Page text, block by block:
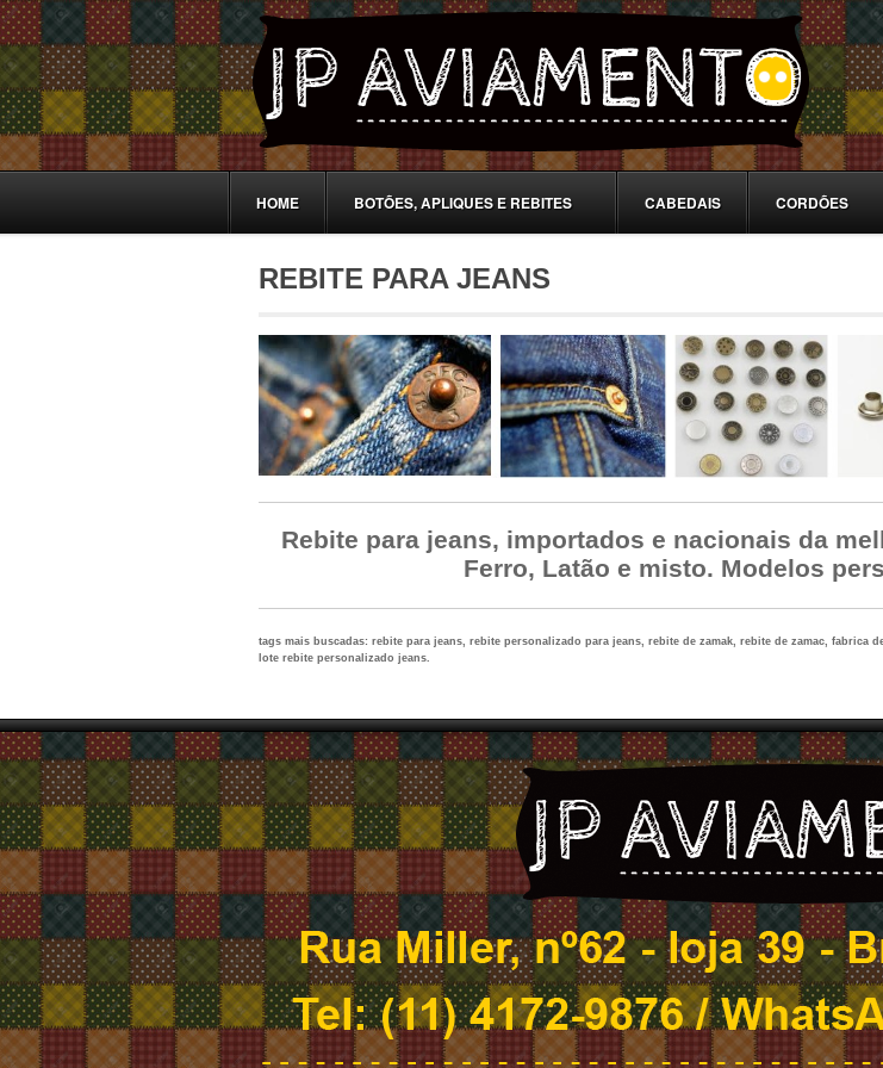
HOME BOTÕES, APLIQUES E REBITES CABEDAIS CORDÕES
REBITE PARA JEANS
Rebite para jeans, importados e nacionais da
Ferro, Latão e misto. Modelos
tags mais buscadas: rebite para jeans, rebite personalizado para jeans, rebite de zamak, rebite de zamac, fabrica
lote rebite personalizado jeans.